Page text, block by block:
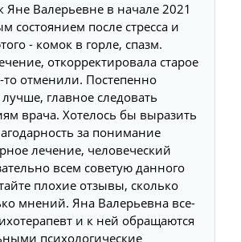
Яне Валерьевне в начале 2021
состоянием после стресса и
- комок в горле, спазм.
откорректировала старое
то отменили. Постепенно
главное следовать
врача. Хотелось бы выразить
за понимание
лечение, человеческий
всем советую данного
плохие отзывы, сколько
мнений. Яна Валерьевна все-
и к ней обращаются
психологические